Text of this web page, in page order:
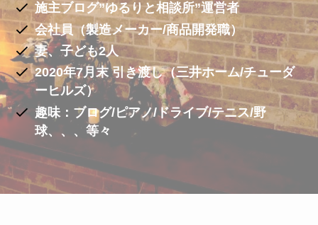
施主ブログ”ゆるりと相談所”運営者
会社員（製造メーカー/商品開発職）
妻、子ども2人
2020年7月末 引き渡し（三井ホーム/チューダ
ーヒルズ）
趣味：ブログ/ピアノ/ドライブ/テニス/野
球、、、等々